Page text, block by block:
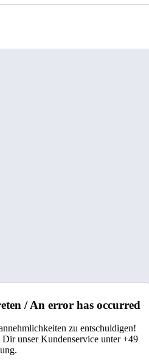
/ An error has occurred
zu entschuldigen!
unser Kundenservice unter +49